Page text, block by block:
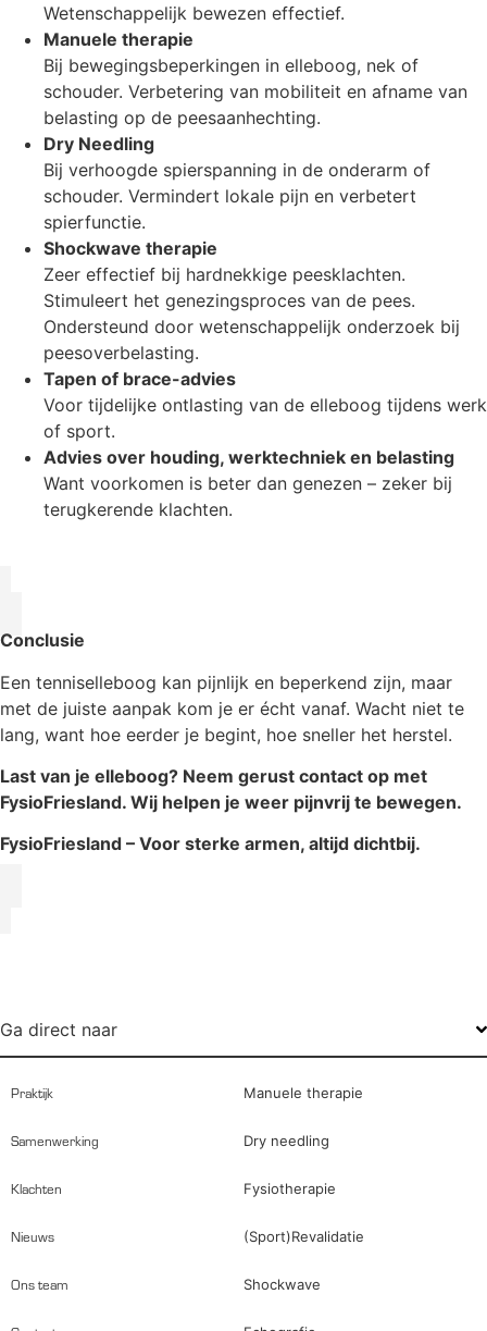
Wetenschappelijk bewezen effectief.
Manuele therapie
Bij bewegingsbeperkingen in elleboog, nek of
schouder. Verbetering van mobiliteit en afname van
belasting op de peesaanhechting.
Dry Needling
Bij verhoogde spierspanning in de onderarm of
schouder. Vermindert lokale pijn en verbetert
spierfunctie.
Shockwave therapie
Zeer effectief bij hardnekkige peesklachten.
Stimuleert het genezingsproces van de pees.
Ondersteund door wetenschappelijk onderzoek bij
peesoverbelasting.
Tapen of brace-advies
Voor tijdelijke ontlasting van de elleboog tijdens werk
of sport.
Advies over houding, werktechniek en belasting
Want voorkomen is beter dan genezen – zeker bij
terugkerende klachten.
Conclusie
Een tenniselleboog kan pijnlijk en beperkend zijn, maar
met de juiste aanpak kom je er écht vanaf. Wacht niet te
lang, want hoe eerder je begint, hoe sneller het herstel.
Last van je elleboog? Neem gerust contact op met
FysioFriesland. Wij helpen je weer pijnvrij te bewegen.
FysioFriesland – Voor sterke armen, altijd dichtbij.
Ga direct naar
Praktijk
Samenwerking
Klachten
Nieuws
Ons team
Manuele therapie
Dry needling
Fysiotherapie
(Sport)Revalidatie
Shockwave